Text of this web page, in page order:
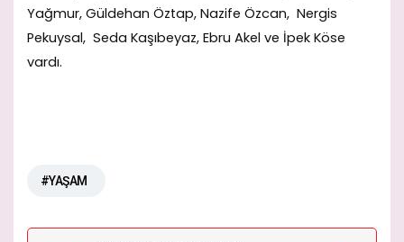
Yağmur, Güldehan Öztap, Nazife Özcan, Nergis
Pekuysal, Seda Kaşıbeyaz, Ebru Akel ve İpek Köse
vardı.
#YAŞAM